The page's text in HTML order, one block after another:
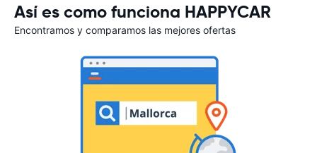
Así es como funciona HAPPYCAR
Encontramos y comparamos las mejores ofertas